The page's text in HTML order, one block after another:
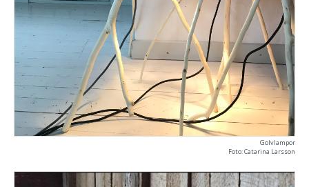
Golvlampor
Foto: Catarina Larsson